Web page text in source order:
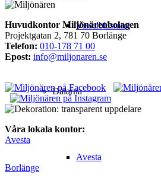
Visselblåsning
Dalarna
Avesta
Huvudkontor Miljönärenbolagen
Projektgatan 2, 781 70 Borlänge
Telefon: 010-178 71 00
Epost: info@miljonaren.se
Våra lokala kontor:
Avesta
Borlänge